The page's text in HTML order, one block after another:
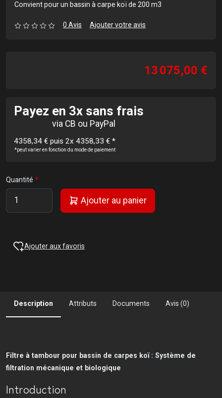
Convient pour un bassin à carpe koï de 200 m3
0 Avis Ajouter votre avis
13 075,00 €
Payez en 3x sans frais
via CB ou PayPal
4358,34 € puis 2x 4358,33 € *
*peut varier en fonction du mode de paiement
Quantité
Ajouter au panier
Ajouter aux favoris
Description Attributs Documents Avis (0)
Filtre à tambour pour bassin de carpes koï : Système de
filtration mécanique et biologique
Introduction